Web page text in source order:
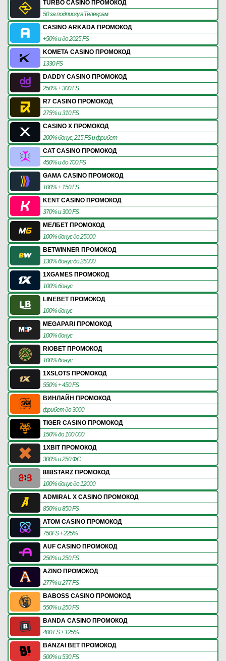
TURBO CASINO ПРОМОКОД
50 за подписку в Телеграм
CASINO ARKADA ПРОМОКОД
+50% и до 2025 FS
KOMETA CASINO ПРОМОКОД
1330 FS
DADDY CASINO ПРОМОКОД
250% + 300 FS
R7 CASINO ПРОМОКОД
275% и 310 FS
CASINO X ПРОМОКОД
200% бонус, 215 FS и фрибет
CAT CASINO ПРОМОКОД
450% и до 700 FS
GAMA CASINO ПРОМОКОД
100% + 150 FS
KENT CASINO ПРОМОКОД
370% и 300 FS
МЕЛБЕТ ПРОМОКОД
100% бонус до 25000
BETWINNER ПРОМОКОД
130% бонус до 25000
1XGAMES ПРОМОКОД
100% бонус
LINEBET ПРОМОКОД
100% бонус
MEGAPARI ПРОМОКОД
100% бонус
RIOBET ПРОМОКОД
100% бонус
1XSLOTS ПРОМОКОД
550% + 450 FS
ВИНЛАЙН ПРОМОКОД
фрибет до 3000
TIGER CASINO ПРОМОКОД
150% до 100 000
1XBIT ПРОМОКОД
300% и 250 ФС
888STARZ ПРОМОКОД
100% бонус до 12000
ADMIRAL X CASINO ПРОМОКОД
850% и 850 FS
ATOM CASINO ПРОМОКОД
750FS + 225%
AUF CASINO ПРОМОКОД
250% и 250 FS
AZINO ПРОМОКОД
277% и 277 FS
BABOSS CASINO ПРОМОКОД
550% и 250 FS
BANDA CASINO ПРОМОКОД
400 FS + 125%
BANZAI BET ПРОМОКОД
500% и 530 FS